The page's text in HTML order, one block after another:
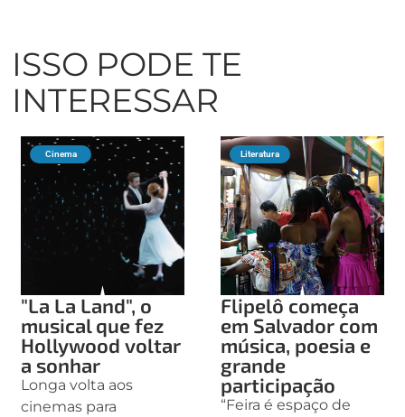
ISSO PODE TE
INTERESSAR
Cinema
"La La Land", o
musical que fez
Hollywood voltar
a sonhar
Longa volta aos
cinemas para
Literatura
Flipelô começa
em Salvador com
música, poesia e
grande
participação
“Feira é espaço de